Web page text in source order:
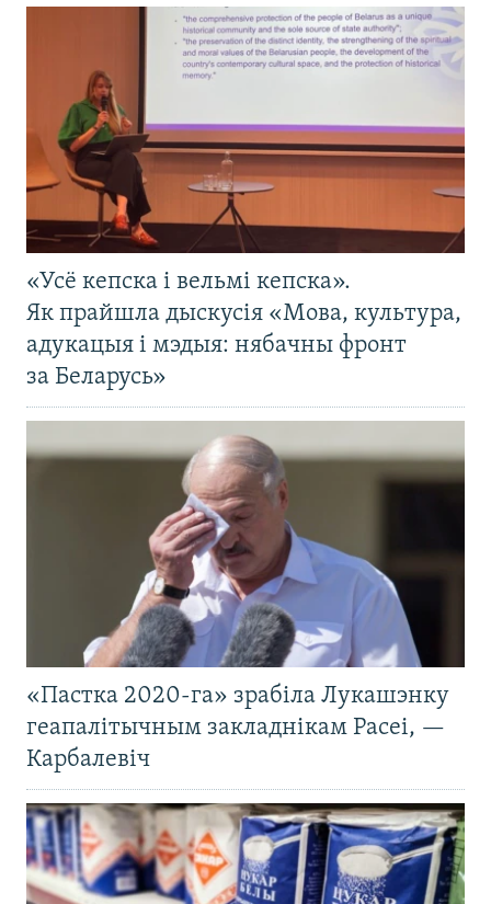
«Усё кепска і вельмі кепска».
Як прайшла дыскусія «Мова, культура,
адукацыя і мэдыя: нябачны фронт
за Беларусь»
«Пастка 2020-га» зрабіла Лукашэнку
геапалітычным закладнікам Расеі, —
Карбалевіч